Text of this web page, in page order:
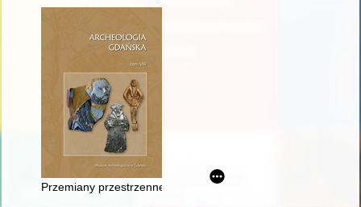
Przemiany przestrzenne głównego miasta w obrębie starej